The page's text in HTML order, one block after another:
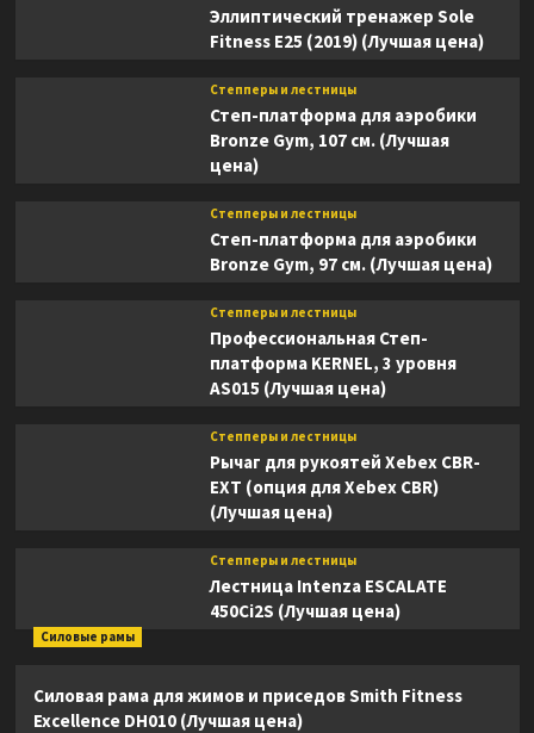
Эллиптический тренажер Sole
Fitness E25 (2019) (Лучшая цена)
Степперы и лестницы
Степ-платформа для аэробики
Bronze Gym, 107 см. (Лучшая
цена)
Степперы и лестницы
Степ-платформа для аэробики
Bronze Gym, 97 см. (Лучшая цена)
Степперы и лестницы
Профессиональная Степ-
платформа KERNEL, 3 уровня
AS015 (Лучшая цена)
Степперы и лестницы
Рычаг для рукоятей Xebex CBR-
EXT (опция для Xebex CBR)
(Лучшая цена)
Степперы и лестницы
Лестница Intenza ESCALATE
450Ci2S (Лучшая цена)
Силовые рамы
Силовая рама для жимов и приседов Smith Fitness
Excellence DH010 (Лучшая цена)